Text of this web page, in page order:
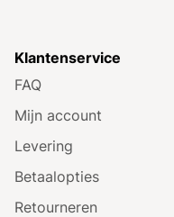
Klantenservice
FAQ
Mijn account
Levering
Betaalopties
Retourneren